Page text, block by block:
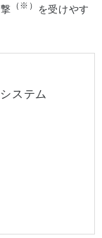
（※）
を受けやす
ステム